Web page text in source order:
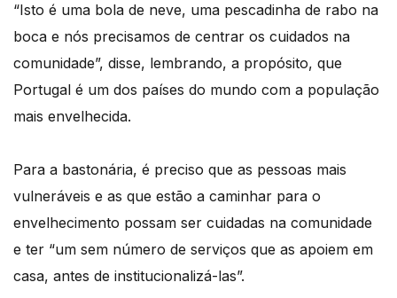
“Isto é uma bola de neve, uma pescadinha de rabo na
boca e nós precisamos de centrar os cuidados na
comunidade”, disse, lembrando, a propósito, que
Portugal é um dos países do mundo com a população
mais envelhecida.
Para a bastonária, é preciso que as pessoas mais
vulneráveis e as que estão a caminhar para o
envelhecimento possam ser cuidadas na comunidade
e ter “um sem número de serviços que as apoiem em
casa, antes de institucionalizá-las”.